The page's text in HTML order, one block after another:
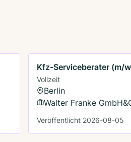
Kfz-Serviceberater (m/
Vollzeit
Berlin
Walter Franke
Veröffentlicht 2026-08-05